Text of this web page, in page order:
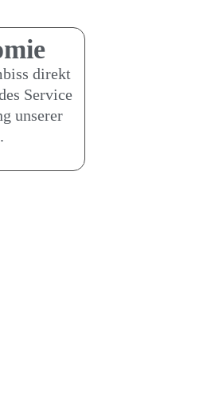
direkt
Service
unserer